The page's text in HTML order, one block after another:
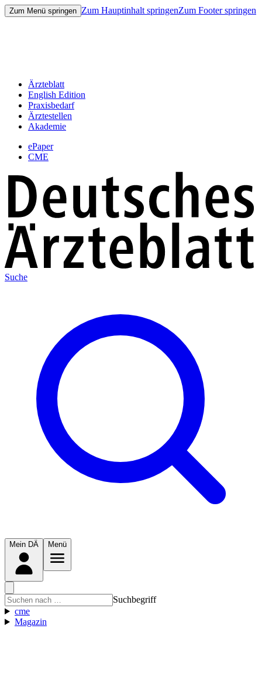
Zum Menü springen Zum Hauptinhalt springenZum Footer springen
Ärzteblatt
English Edition
Praxisbedarf
Ärztestellen
Akademie
ePaper
CME
Suche
Mein DÄ Menü
Suchbegriff
cme
Magazin